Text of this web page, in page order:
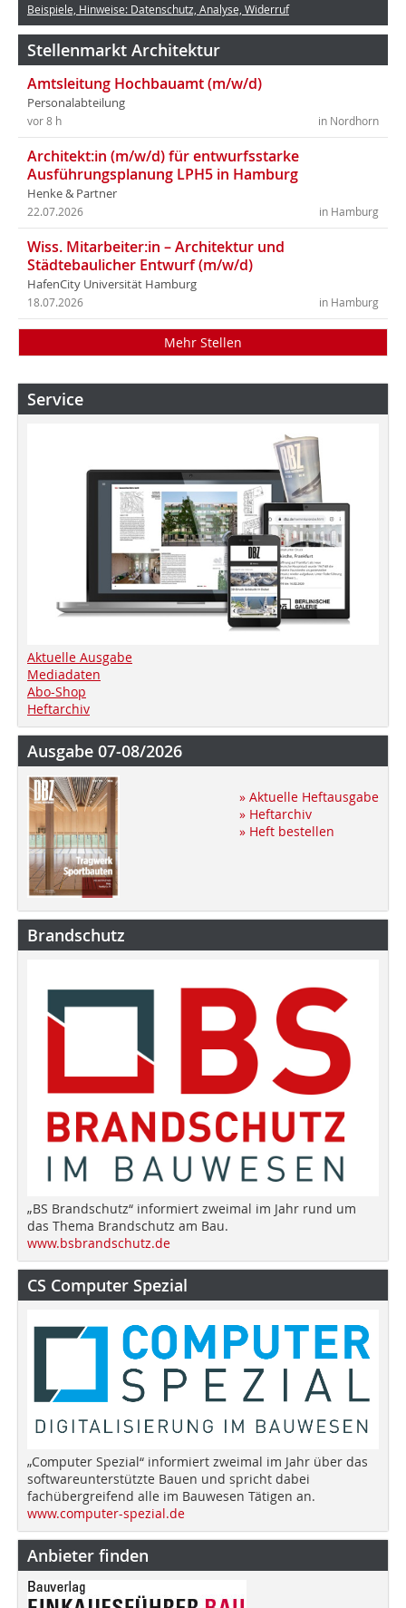
Beispiele, Hinweise: Datenschutz, Analyse, Widerruf
Stellenmarkt Architektur
Amtsleitung Hochbauamt (m/w/d)
Personalabteilung
in Nordhorn
vor 8 h
Architekt:in (m/w/d) für entwurfsstarke
Ausführungsplanung LPH5 in Hamburg
Henke & Partner
in Hamburg
22.07.2026
Wiss. Mitarbeiter:in – Architektur und
Städtebaulicher Entwurf (m/w/d)
HafenCity Universität Hamburg
in Hamburg
18.07.2026
Mehr Stellen
Service
Aktuelle Ausgabe
Mediadaten
Abo-Shop
Heftarchiv
Ausgabe 07-08/2026
» Aktuelle Heftausgabe
» Heftarchiv
» Heft bestellen
Brandschutz
„BS Brandschutz“ informiert zweimal im Jahr rund um
das Thema Brandschutz am Bau.
www.bsbrandschutz.de
CS Computer Spezial
„Computer Spezial“ informiert zweimal im Jahr über das
softwareunterstützte Bauen und spricht dabei
fachübergreifend alle im Bauwesen Tätigen an.
www.computer-spezial.de
Anbieter finden